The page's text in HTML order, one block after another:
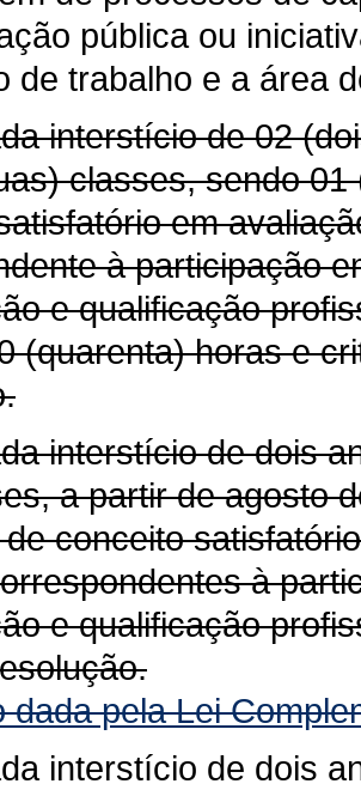
pública ou
de trabalho e a área
interstício de 02
classes, sendo
em
à participação
e qualificação
(quarenta) horas e
interstício de dois
a partir de agosto
conceito
à
e qualificação
dada pela Lei
interstício de dois